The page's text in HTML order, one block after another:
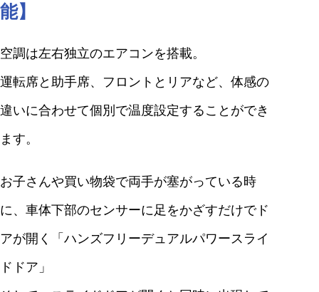
能】
空調は左右独立のエアコンを搭載。
運転席と助手席、フロントとリアなど、体感の
違いに合わせて個別で温度設定することができ
ます。
お子さんや買い物袋で両手が塞がっている時
に、車体下部のセンサーに足をかざすだけでド
アが開く「ハンズフリーデュアルパワースライ
ドドア」